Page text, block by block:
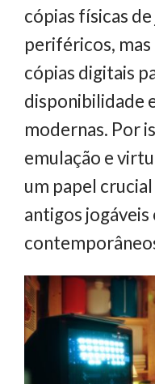
cópias físicas
periféricos,
cópias digitais
disponibilidade
modernas. Por
emulação e
um papel
antigos jogáveis